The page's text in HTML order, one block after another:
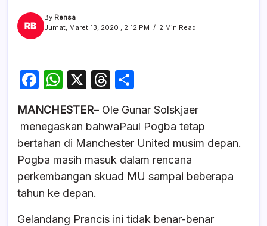
By Rensa
Jumat, Maret 13, 2020 , 2:12 PM
2 Min Read
F
c
e
b
o
o
k
W
at
s
A
p
p
X
T
e
a
d
s
ar
e
MANCHESTER– Ole Gunar Solskjaer
menegaskan bahwaPaul Pogba tetap
bertahan di Manchester United musim depan.
Pogba masih masuk dalam rencana
perkembangan skuad MU sampai beberapa
tahun ke depan.
Gelandang Prancis ini tidak benar-benar